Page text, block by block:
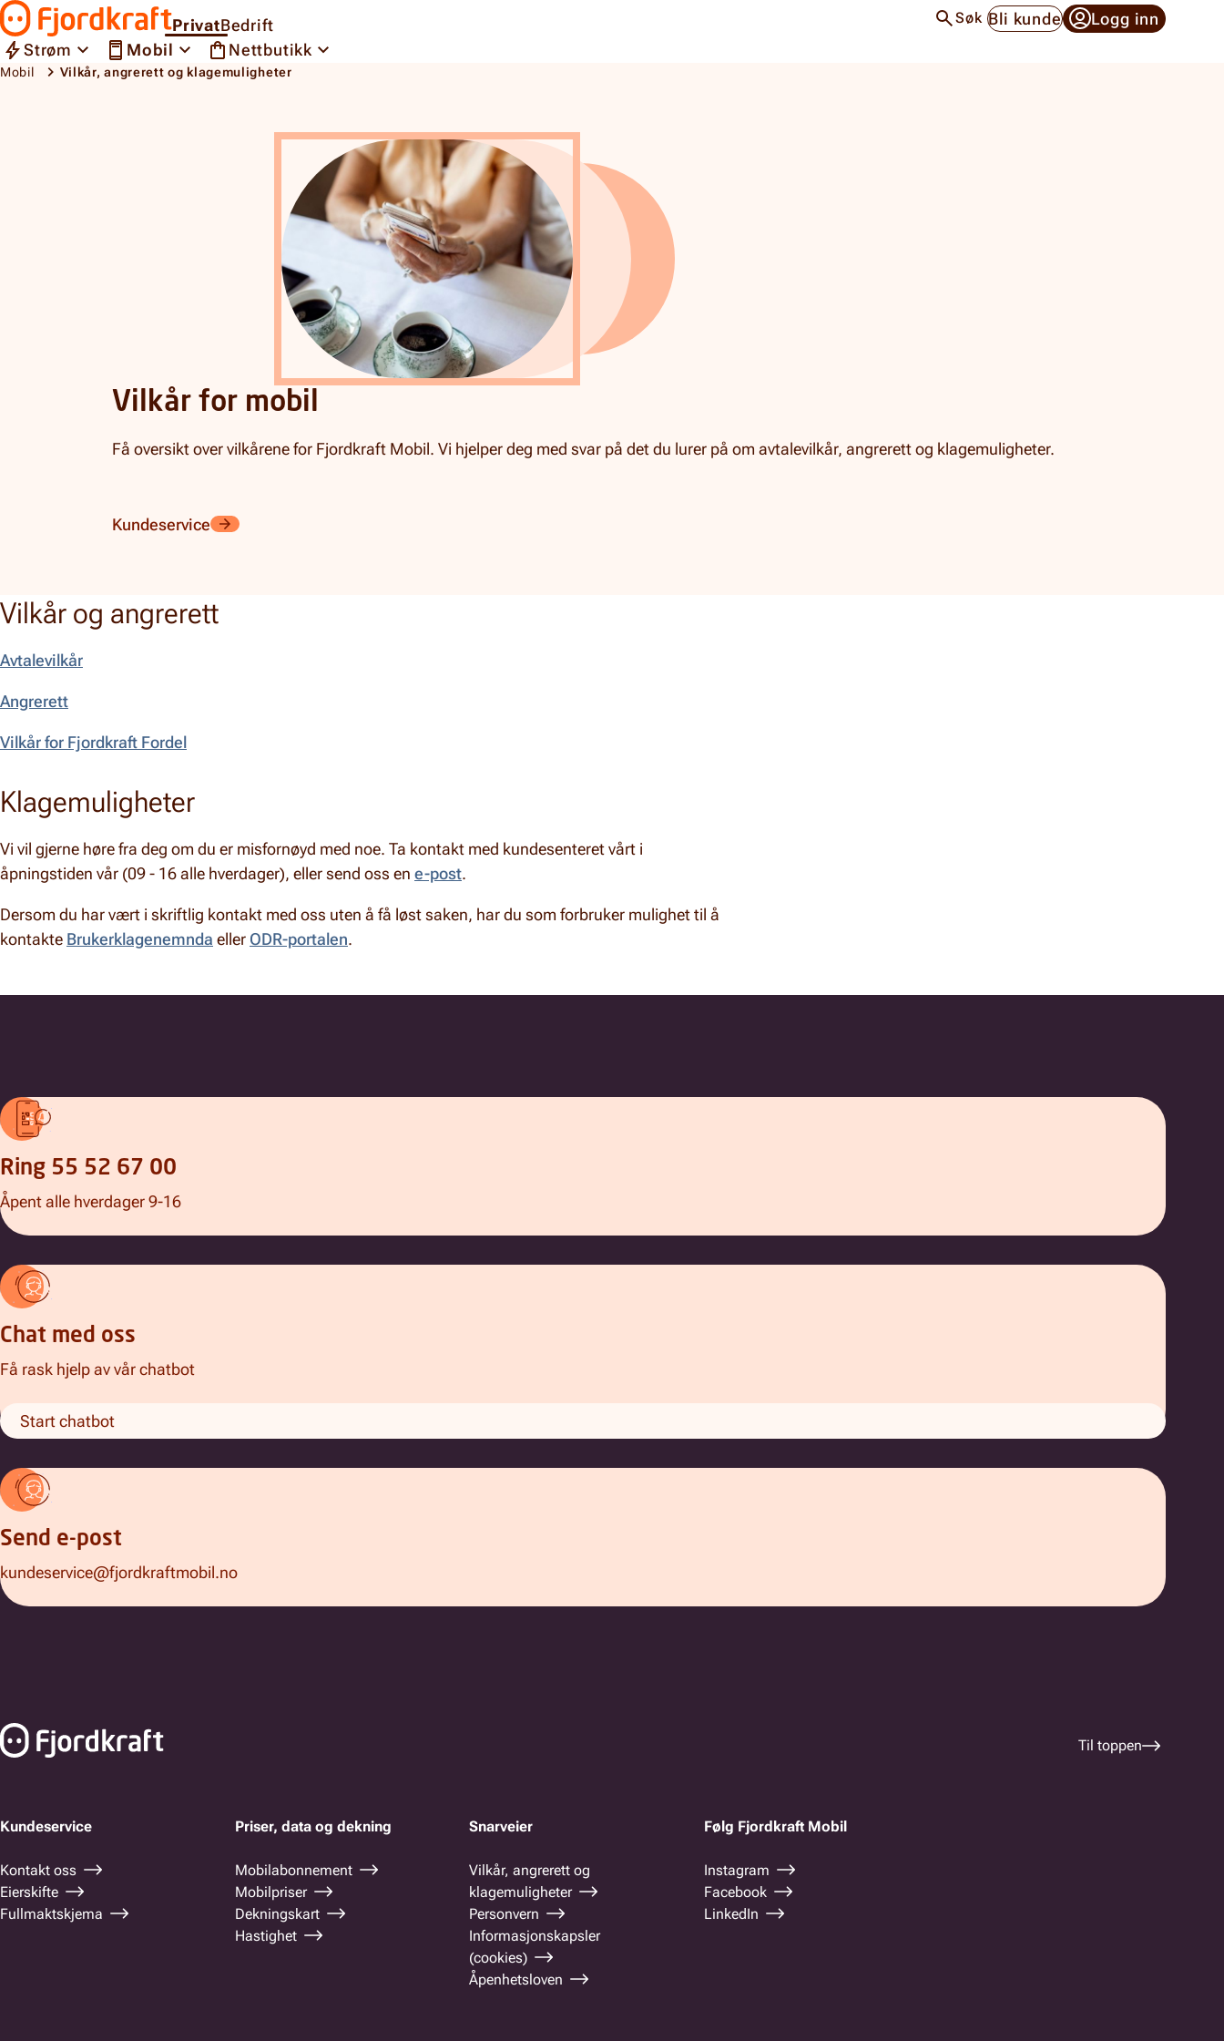
Hopp til innhold
Gå til forsiden
PrivatBedrift Søk Bli kunde
Logg inn
Strøm
Mobil Nettbutikk
Mobil Vilkår, angrerett og klagemuligheter
Vilkår for mobil
Få oversikt over vilkårene for Fjordkraft Mobil. Vi hjelper deg med svar på det du lurer på om avtalevilkår, angrerett og klagemuligheter.
Kundeservice
Vilkår og angrerett
Avtalevilkår
Angrerett
Vilkår for Fjordkraft Fordel
Klagemuligheter
Vi vil gjerne høre fra deg om du er misfornøyd med noe. Ta kontakt med kundesenteret vårt i
åpningstiden vår (09 - 16 alle hverdager), eller send oss en e-post.
Dersom du har vært i skriftlig kontakt med oss uten å få løst saken, har du som forbruker mulighet til å
kontakte Brukerklagenemnda eller ODR-portalen.
Ring 55 52 67 00
Åpent alle hverdager 9-16
Chat med oss
Få rask hjelp av vår chatbot
Start chatbot
Send e-post
kundeservice@fjordkraftmobil.no
Til toppen
Kundeservice
Kontakt oss
Eierskifte
Fullmaktskjema
Priser, data og dekning
Mobilabonnement
Mobilpriser
Dekningskart
Hastighet
Snarveier
Vilkår, angrerett og
klagemuligheter
Personvern
Informasjonskapsler
(cookies)
Åpenhetsloven
Følg Fjordkraft Mobil
Instagram
Facebook
LinkedIn